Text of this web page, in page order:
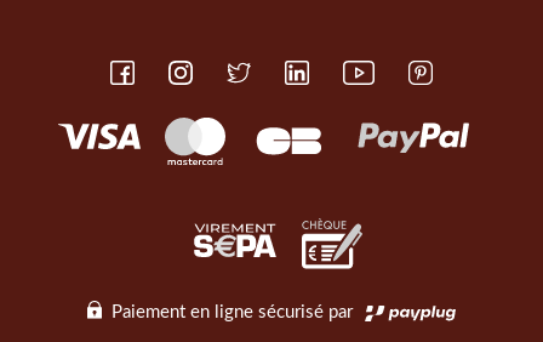
Paiement en ligne sécurisé par